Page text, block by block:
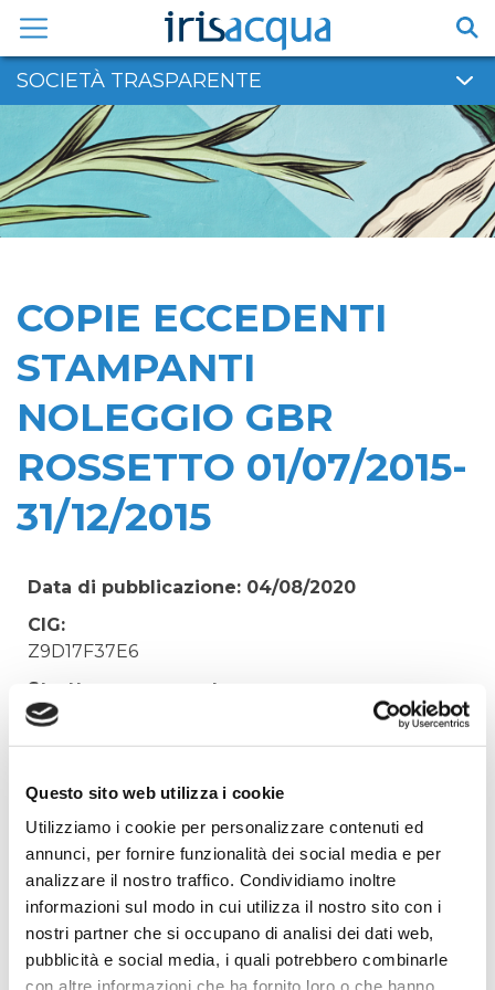
Questo sito web utilizza i cookie
Utilizziamo i cookie per personalizzare contenuti ed
annunci, per fornire funzionalità dei social media e per
analizzare il nostro traffico. Condividiamo inoltre
informazioni sul modo in cui utilizza il nostro sito con i
nostri partner che si occupano di analisi dei dati web,
pubblicità e social media, i quali potrebbero combinarle
con altre informazioni che ha fornito loro o che hanno
contenuto
SOCIETÀ TRASPARENTE
COPIE ECCEDENTI
STAMPANTI
NOLEGGIO GBR
ROSSETTO 01/07/2015-
31/12/2015
Data di pubblicazione: 04/08/2020
CIG:
Z9D17F37E6
Struttura proponente:
'Irisacqua srl P.I./C.F. 01070220312. - Ufficio
Tecnico
COPIE ECCEDENTI STAMPANTI NOLEGGIO GBR
ROSSETTO 01/07/2015-31/12/2015
Elenco operatori invitati:
Codice Fiscale:
Procedura di scelta:
Affidamento ai sensi del Regolamento Generale